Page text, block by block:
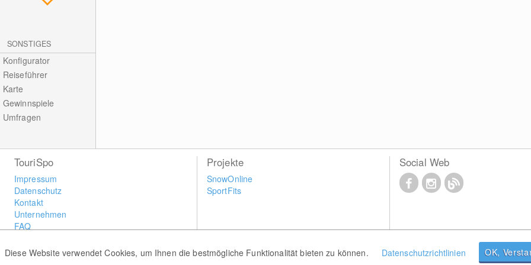
SONSTIGES
Konfigurator
Reiseführer
Karte
Gewinnspiele
Umfragen
Diese Website verwendet Cookies, um Ihnen die bestmögliche Funktionalität bieten zu können. Datenschutzrichtlinien OK,
TouriSpo
Impressum
Datenschutz
Kontakt
Unternehmen
FAQ
Widget
Projekte
SnowOnline
SportFits
Social Web